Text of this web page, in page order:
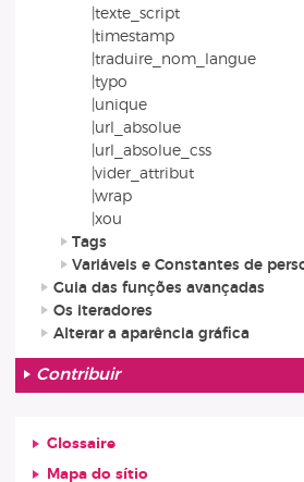
|texte_script
|timestamp
|traduire_nom_langue
|typo
|unique
|url_absolue
|url_absolue_css
|vider_attribut
|wrap
|xou
Tags
Variáveis e Constantes de
Guia das funções avançadas
Os iteradores
Alterar a aparência gráfica
Contribuir
Glossaire
Mapa do sítio